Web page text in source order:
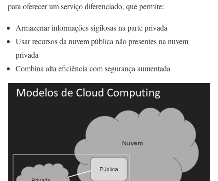
para oferecer um serviço diferenciado, que permite:
Armazenar informações sigilosas na parte privada
Usar recursos da nuvem pública não presentes na nuvem
privada
Combina alta eficiência com segurança aumentada